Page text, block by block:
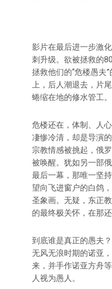
影片在最后进一步激
刺升级。欲被拯救的
拯救他们的“危楼愚夫
上，后人潮退去，片
蜷缩在地的修水管工。
危楼还在，体制、人
凄惨冷清，却是导演
宗教情感被挑起，俄
被唤醒。犹如另一部
最后一幕，那唯一坚
望向飞进窗户的白鸽
圣象画。无疑，东正
的最终极关怀，在那还
到底谁是真正的愚夫
无风无浪时期的诺亚
来，并手作诺亚方舟
人视为愚人。